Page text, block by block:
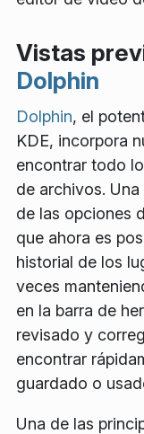
Vistas
Dolphin
Dolphin, el
KDE, incorpora
encontrar todo
de archivos.
de las opciones
que ahora es
historial de los
veces
en la barra de
revisado y
encontrar
guardado o
Una de las